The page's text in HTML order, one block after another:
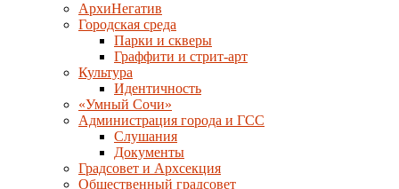
АрхиНегатив
Городская среда
Парки и скверы
Граффити и стрит-арт
Культура
Идентичность
«Умный Сочи»
Администрация города и ГСС
Слушания
Документы
Градсовет и Архсекция
Общественный градсовет